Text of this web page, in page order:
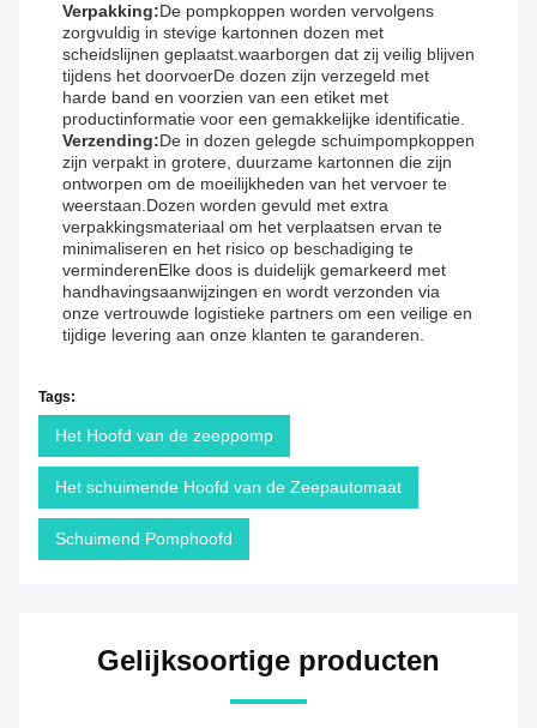
Verpakking:De pompkoppen worden vervolgens
zorgvuldig in stevige kartonnen dozen met
scheidslijnen geplaatst.waarborgen dat zij veilig blijven
tijdens het doorvoerDe dozen zijn verzegeld met
harde band en voorzien van een etiket met
productinformatie voor een gemakkelijke identificatie.
Verzending:De in dozen gelegde schuimpompkoppen
zijn verpakt in grotere, duurzame kartonnen die zijn
ontworpen om de moeilijkheden van het vervoer te
weerstaan.Dozen worden gevuld met extra
verpakkingsmateriaal om het verplaatsen ervan te
minimaliseren en het risico op beschadiging te
verminderenElke doos is duidelijk gemarkeerd met
handhavingsaanwijzingen en wordt verzonden via
onze vertrouwde logistieke partners om een veilige en
tijdige levering aan onze klanten te garanderen.
Tags:
Het Hoofd van de zeeppomp
Het schuimende Hoofd van de Zeepautomaat
Schuimend Pomphoofd
Gelijksoortige producten